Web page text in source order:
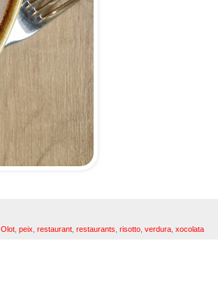
Olot, peix, restaurant, restaurants, risotto, verdura, xocolata